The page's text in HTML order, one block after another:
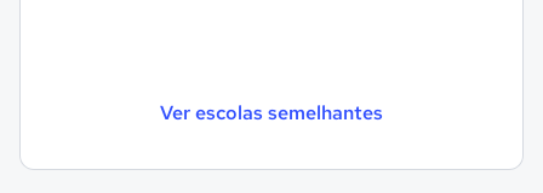
Ver escolas semelhantes